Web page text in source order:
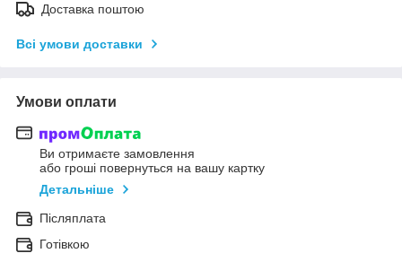
Доставка поштою
Всі умови доставки
Умови оплати
Ви отримаєте замовлення
або гроші повернуться на вашу картку
Детальніше
Післяплата
Готівкою